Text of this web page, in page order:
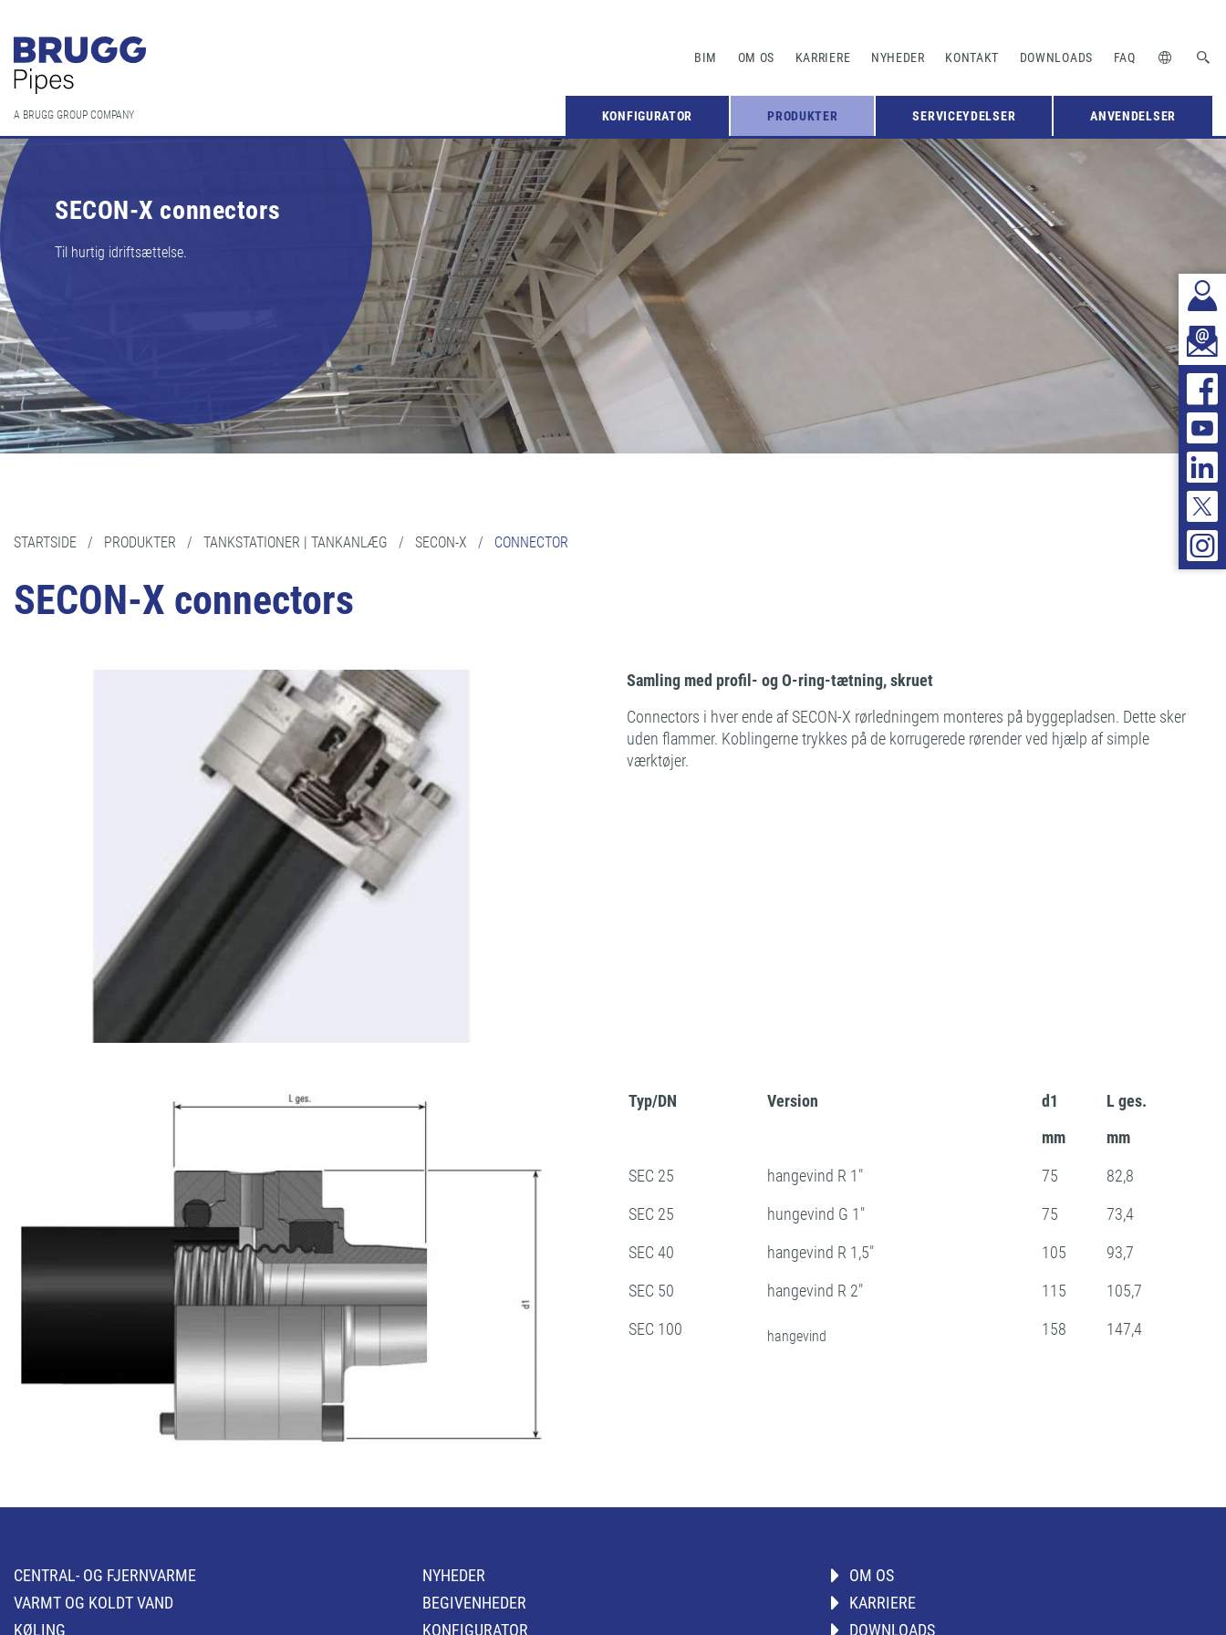
BIM OM OS KARRIERE NYHEDER KONTAKT DOWNLOADS FAQ
A BRUGG GROUP COMPANY KONFIGURATOR PRODUKTER SERVICEYDELSER ANVENDELSER
SECON-X connectors
Til hurtig idriftsættelse.
STARTSIDE / PRODUKTER / TANKSTATIONER | TANKANLÆG / SECON-X / CONNECTOR
SECON-X connectors
Samling med profil- og O-ring-tætning, skruet
Connectors i hver ende af SECON-X rørledningem monteres på byggepladsen. Dette sker
uden flammer. Koblingerne trykkes på de korrugerede rørender ved hjælp af simple
værktøjer.
Typ/DN Version
d1
mm
L ges.
mm
SEC 25
hangevind R 1" 75
82,8
SEC 25
hungevind G 1" 75
73,4
SEC 40
hangevind R 1,5" 105
93,7
SEC 50
hangevind R 2" 115
105,7
SEC 100
hangevind 158 147,4
CENTRAL- OG FJERNVARME
VARMT OG KOLDT VAND
KØLING
NYHEDER
BEGIVENHEDER
KONFIGURATOR
OM OS
KARRIERE
DOWNLOADS